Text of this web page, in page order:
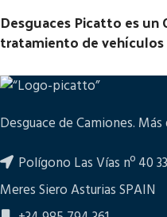
Desguaces Picatto es
tratamiento de
Desguace de Camiones.
Polígono Las Vías nº 40
Meres Siero Asturias SPAIN